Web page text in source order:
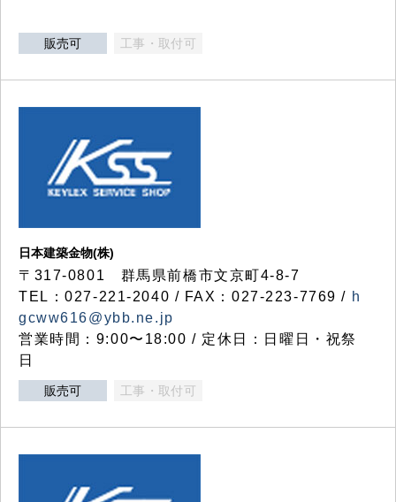
販売可 工事・取付可
日本建築金物(株)
〒317‐0801 群馬県前橋市文京町4-8-7
TEL：027-221-2040 / FAX：027-223-7769 / h
gcww616@ybb.ne.jp
営業時間：9:00〜18:00 / 定休日：日曜日・祝祭
日
販売可 工事・取付可